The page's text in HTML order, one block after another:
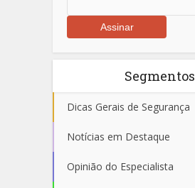
Segmentos
Dicas Gerais de Segurança
Notícias em Destaque
Opinião do Especialista